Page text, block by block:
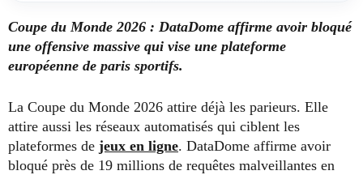
Coupe du Monde 2026 : DataDome affirme avoir bloqué
une offensive massive qui vise une plateforme
européenne de paris sportifs.
La Coupe du Monde 2026 attire déjà les parieurs. Elle
attire aussi les réseaux automatisés qui ciblent les
plateformes de jeux en ligne. DataDome affirme avoir
bloqué près de 19 millions de requêtes malveillantes en